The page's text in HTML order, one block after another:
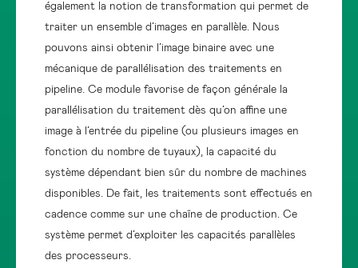
également la notion de transformation qui permet de
traiter un ensemble d’images en parallèle. Nous
pouvons ainsi obtenir l’image binaire avec une
mécanique de parallélisation des traitements en
pipeline. Ce module favorise de façon générale la
parallélisation du traitement dès qu’on affine une
image à l’entrée du pipeline (ou plusieurs images en
fonction du nombre de tuyaux), la capacité du
système dépendant bien sûr du nombre de machines
disponibles. De fait, les traitements sont effectués en
cadence comme sur une chaîne de production. Ce
système permet d’exploiter les capacités parallèles
des processeurs.